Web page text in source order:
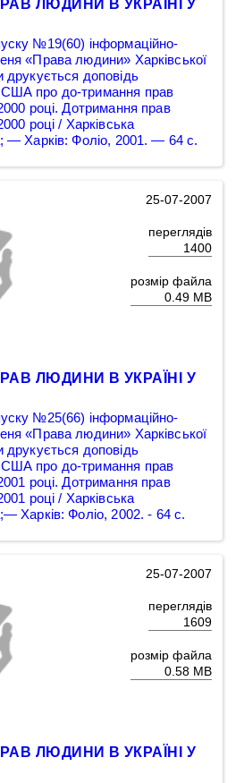
ЛЮДИНИ В УКРАЇНІ У
№19(60) інформаційно-
«Права людини» Харківської
друкується доповідь
про до-тримання прав
році. Дотримання прав
році / Харківська
— Харків: Фоліо, 2001. — 64 с.
25-07-2007
переглядів
1400
розмір файла
0.49 MB
ЛЮДИНИ В УКРАЇНІ У
№25(66) інформаційно-
«Права людини» Харківської
друкується доповідь
про до-тримання прав
році. Дотримання прав
році / Харківська
Харків: Фоліо, 2002. - 64 с.
25-07-2007
переглядів
1609
розмір файла
0.58 MB
ЛЮДИНИ В УКРАЇНІ У